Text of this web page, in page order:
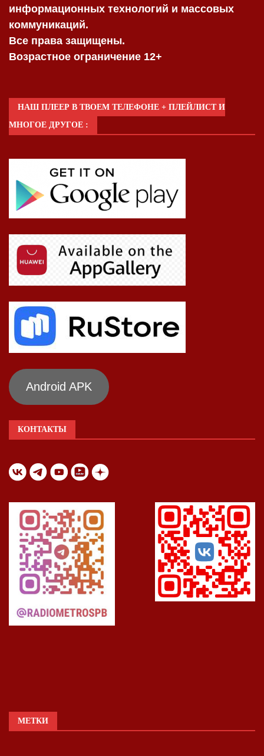
информационных технологий и массовых
коммуникаций.
Все права защищены.
Возрастное ограничение 12+
НАШ ПЛЕЕР В ТВОЕМ ТЕЛЕФОНЕ + ПЛЕЙЛИСТ И
МНОГОЕ ДРУГОЕ :
Android APK
КОНТАКТЫ
МЕТКИ